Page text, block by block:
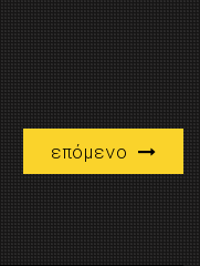
επόμενο